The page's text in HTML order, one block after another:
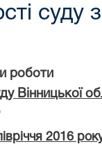
Вінницької
2016